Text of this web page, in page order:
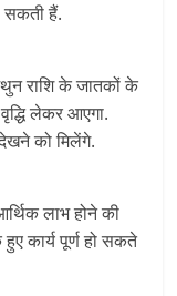
सकती हैं.
राशि के जातकों के
लेकर आएगा.
को मिलेंगे.
लाभ होने की
कार्य पूर्ण हो सकते